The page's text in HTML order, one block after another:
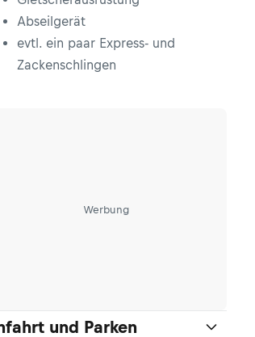
Abseilgerät
evtl. ein paar Express- und
Zackenschlingen
Werbung
und Parken